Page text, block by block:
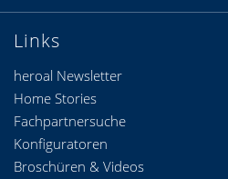
Links
heroal Newsletter
Home Stories
Fachpartnersuche
Konfiguratoren
Broschüren & Videos